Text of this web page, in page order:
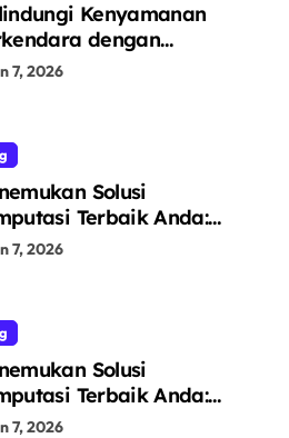
Kenyamanan
dengan
Dunia: Mengenal
7, 2026
Solusi
Terbaik Anda:
Keunggulan
7, 2026
Solusi
Terbaik Anda:
RIMAS LAPTOP
7, 2026